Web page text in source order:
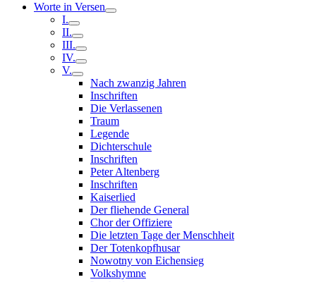
Worte in Versen
I.
II.
III.
IV.
V.
Nach zwanzig Jahren
Inschriften
Die Verlassenen
Traum
Legende
Dichterschule
Inschriften
Peter Altenberg
Inschriften
Kaiserlied
Der fliehende General
Chor der Offiziere
Die letzten Tage der Menschheit
Der Totenkopfhusar
Nowotny von Eichensieg
Volkshymne